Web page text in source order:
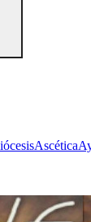
Ascética